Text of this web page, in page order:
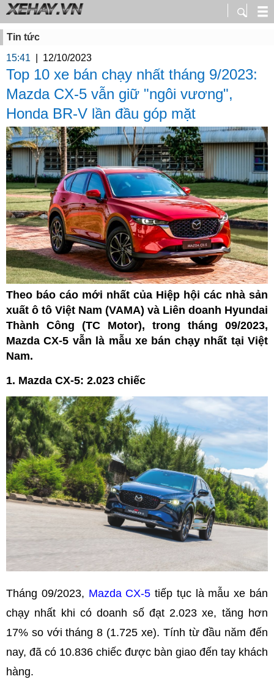
Tin tức
15:41
12/10/2023
Top 10 xe bán chạy nhất tháng 9/2023:
Mazda CX-5 vẫn giữ "ngôi vương",
Honda BR-V lần đầu góp mặt
Theo báo cáo mới nhất của Hiệp hội các nhà sản
xuất ô tô Việt Nam (VAMA) và Liên doanh Hyundai
Thành Công (TC Motor), trong tháng 09/2023,
Mazda CX-5 vẫn là mẫu xe bán chạy nhất tại Việt
Nam.
1. Mazda CX-5: 2.023 chiếc
Tháng 09/2023, Mazda CX-5 tiếp tục là mẫu xe bán
chạy nhất khi có doanh số đạt 2.023 xe, tăng hơn
17% so với tháng 8 (1.725 xe). Tính từ đầu năm đến
nay, đã có 10.836 chiếc được bàn giao đến tay khách
hàng.